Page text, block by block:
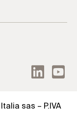
sas – P.IVA